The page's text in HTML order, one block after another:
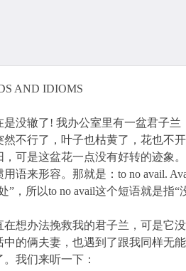
AND IDIOMS
是没辙了! 我办公室里有一盆君子
然不行了，叶子也枯黄了，花也不
，可是这盆花一点没有好转的迹象
用语来形容。那就是：to no avail.
”，所以to no avail这个短语就是指“
在想办法挽救我的君子兰，可是它
中的俩夫妻，也遇到了跟我同样无
。我们来听一下：